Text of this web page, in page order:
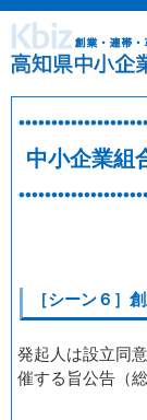
中小企業組
［シーン６］
発起人は設立同
催する旨公告（